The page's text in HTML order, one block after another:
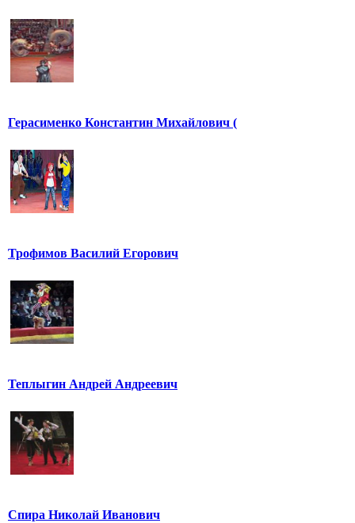
Герасименко Константин Михайлович (
Трофимов Василий Егорович
Теплыгин Андрей Андреевич
Спира Николай Иванович